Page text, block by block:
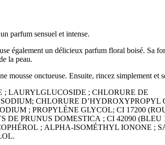
parfum sensuel et intense.
également un délicieux parfum floral boisé. Sa
la peau.
onctueuse. Ensuite, rincez simplement et
LAURYLGLUCOSIDE ; CHLORURE DE
CHLORURE
; PROPYLÈNE GLYCOL; CI 17200
PRUNUS DOMESTICA ; CI 42090 (BLEU
; ALPHA-ISOMÉTHYL IONONE ;